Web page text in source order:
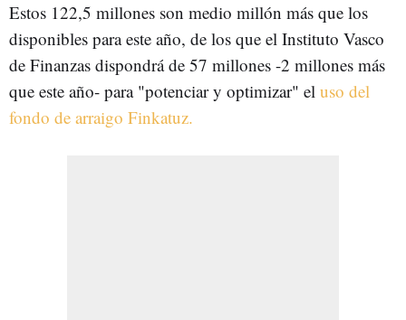
Estos 122,5 millones son medio millón más que los
disponibles para este año, de los que el Instituto Vasco
de Finanzas dispondrá de 57 millones -2 millones más
que este año- para "potenciar y optimizar" el uso del
fondo de arraigo Finkatuz.